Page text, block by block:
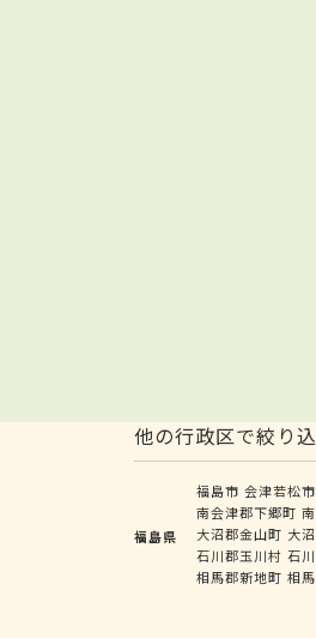
他の行政区で絞り
福島県
福島市 会津若松市
南会津郡下郷町
大沼郡金山町 大
石川郡玉川村 石
相馬郡新地町 相